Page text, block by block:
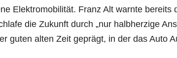
Elektromobilität. Franz Alt warnte bereits
die Zukunft durch „nur halbherzige
guten alten Zeit geprägt, in der das Auto